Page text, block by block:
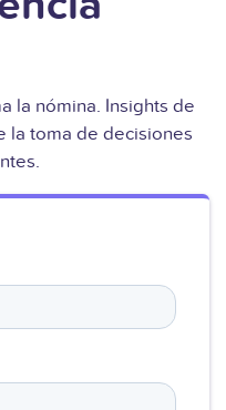
la nómina. Insights de
la toma de decisiones